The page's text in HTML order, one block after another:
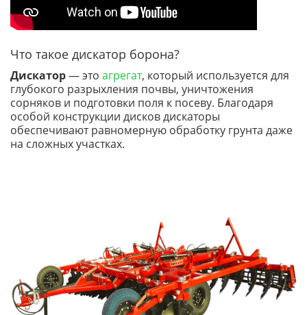
Что такое дискатор борона?
Дискатор— это агрегат, который используется для
глубокого разрыхления почвы, уничтожения
сорняков и подготовки поля к посеву. Благодаря
особой конструкции дисков дискаторы
обеспечивают равномерную обработку грунта даже
на сложных участках.